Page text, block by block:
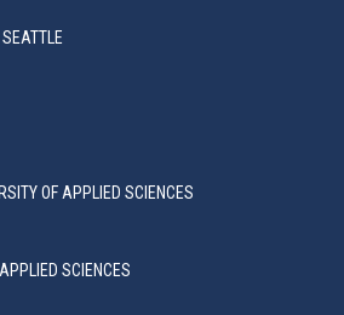
OF APPLIED SCIENCES
SCIENCES